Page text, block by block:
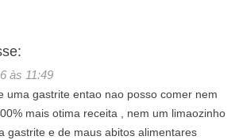
às 11:49
uma gastrite entao nao posso comer nem
mais otima receita , nem um limaozinho
gastrite e de maus abitos alimentares